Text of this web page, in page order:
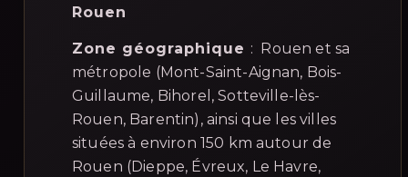
Rouen
Zone géographique : Rouen et sa
métropole (Mont-Saint-Aignan, Bois-
Guillaume, Bihorel, Sotteville-lès-
Rouen, Barentin), ainsi que les villes
situées à environ 150 km autour de
Rouen (Dieppe, Évreux, Le Havre,